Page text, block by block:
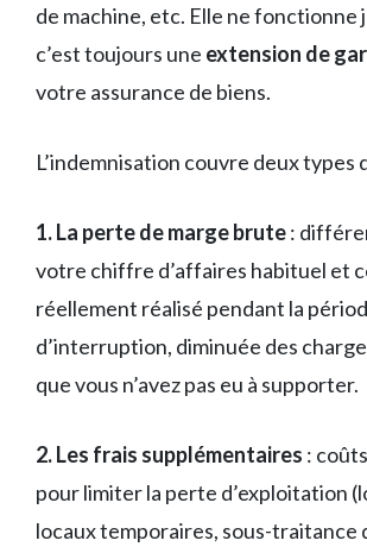
de machine, etc. Elle ne fonctionne
c’est toujours une extension de
votre assurance de biens.
L’indemnisation couvre deux types
1. La perte de marge brute:
votre chiffre d’affaires habituel et
réellement réalisé pendant la
d’interruption, diminuée des
que vous n’avez pas eu à supporter.
2. Les frais supplémentaires :
pour limiter la perte d’exploitation
locaux temporaires, sous-traitance